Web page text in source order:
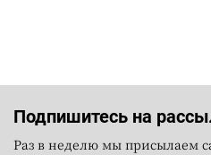
Подпишитесь на
Раз в неделю мы присылаем